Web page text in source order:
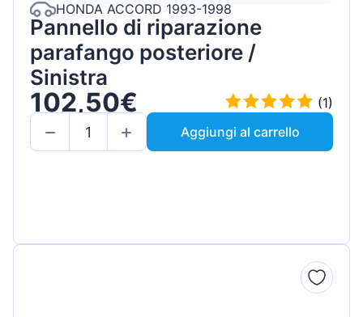
HONDA ACCORD 1993-1998
Pannello di riparazione
parafango posteriore /
Sinistra
102,50€
(1)
Aggiungi al carrello